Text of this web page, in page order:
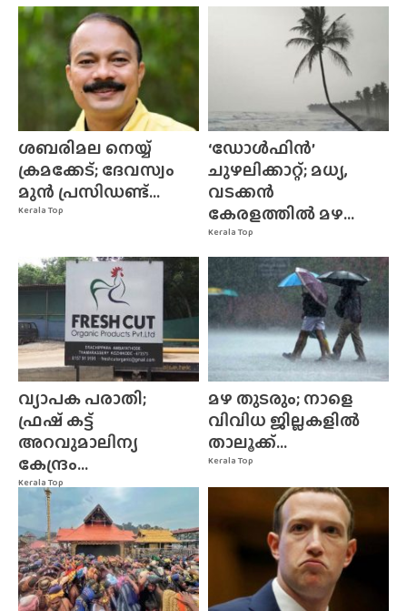
Kerala Top
ശബരിമല നെയ്യ്
ക്രമക്കേട്; ദേവസ്വം
മുൻ പ്രസിഡണ്ട്...
Kerala Top
‘ഡോൾഫിൻ’
ചുഴലിക്കാറ്റ്; മധ്യ,
വടക്കൻ
കേരളത്തിൽ മഴ...
Kerala Top
വ്യാപക പരാതി;
ഫ്രഷ് കട്ട്
അറവുമാലിന്യ
കേന്ദ്രം...
Kerala Top
മഴ തുടരും; നാളെ
വിവിധ ജില്ലകളിൽ
താലൂക്ക്...